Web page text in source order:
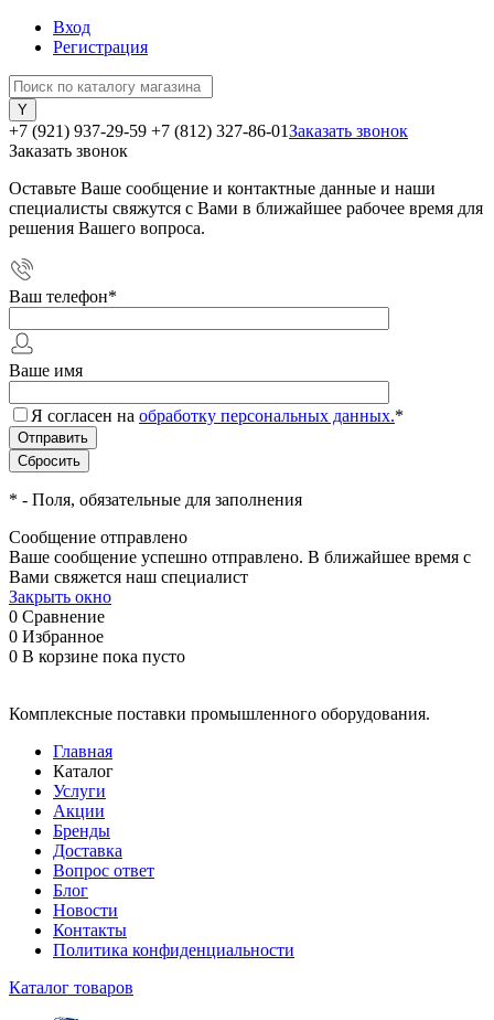
Вход
Регистрация
+7 (921) 937-29-59 +7 (812) 327-86-01Заказать звонок
Заказать звонок
Оставьте Ваше сообщение и контактные данные и наши
специалисты свяжутся с Вами в ближайшее рабочее время для
решения Вашего вопроса.
Ваш телефон*
Ваше имя
Я согласен на обработку персональных данных.*
* - Поля, обязательные для заполнения
Сообщение отправлено
Ваше сообщение успешно отправлено. В ближайшее время с
Вами свяжется наш специалист
Закрыть окно
0 Сравнение
0 Избранное
0 В корзине пока пусто
Комплексные поставки промышленного оборудования.
Главная
Каталог
Услуги
Акции
Бренды
Доставка
Вопрос ответ
Блог
Новости
Контакты
Политика конфиденциальности
Каталог товаров